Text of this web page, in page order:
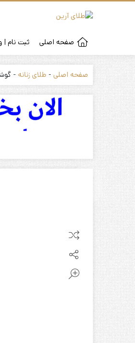
صفحه اصلی ثبت نام |
طلای نو کم اجرت
انگشتر نامزدی نگین دار
زنجیر و گردنبند
گوشواره
صفحه اصلی - طلای زنانه -